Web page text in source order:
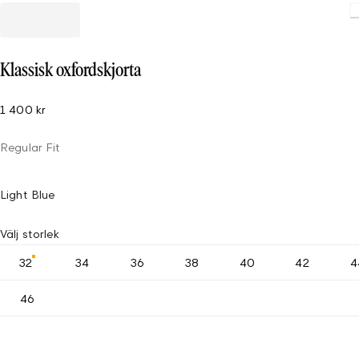
Klassisk oxfordskjorta
1 400 kr
Regular Fit
Light Blue
Välj storlek
32 34 36 38 40 42
46